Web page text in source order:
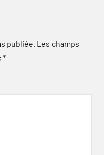
publiée. Les champs
*